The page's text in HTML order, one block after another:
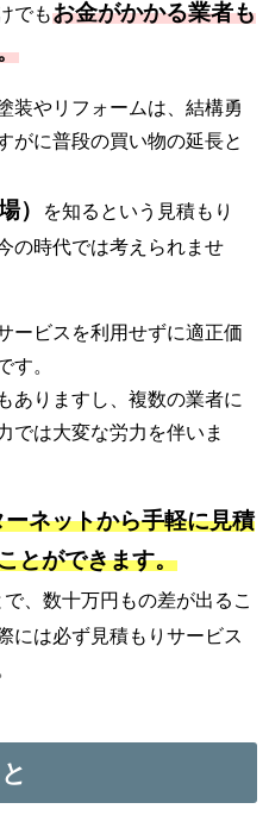
でもお金がかかる業者も
装やリフォームは、結構勇
がに普段の買い物の延長と
）
を知るという見積もり
の時代では考えられませ
ービスを利用せずに適正価
す。
ありますし、複数の業者に
では大変な労力を伴いま
ーネットから手軽に見積
とができます。
、数十万円もの差が出るこ
には必ず見積もりサービス